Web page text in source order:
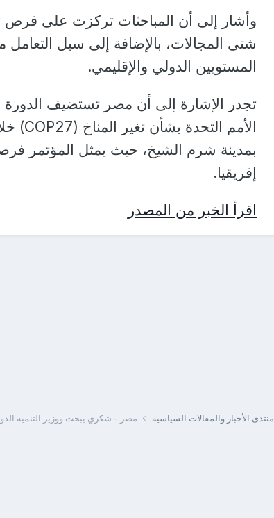
وأشار إلى أن المباحثات تركزت على فرص
شتى المجالات، بالإضافة إلى سبل التعامل
المستويين الدولي والإقليمي.
بمدينة شرم الشيخ، حيث يمثل المؤتمر
إفريقيا.
اقرأ الخبر من المصدر
منتدى الأخبار والمقالات السياسية مصر - شكري يبحث ووزير التنمية